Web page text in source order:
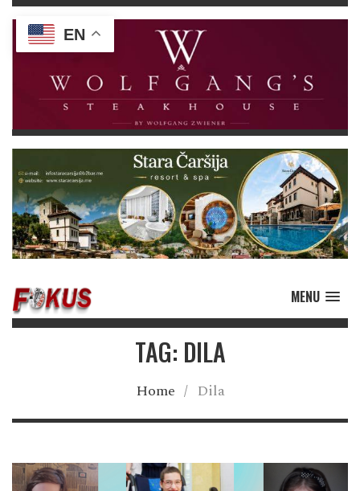
MENU
TAG: DILA
Home / Dila
EN